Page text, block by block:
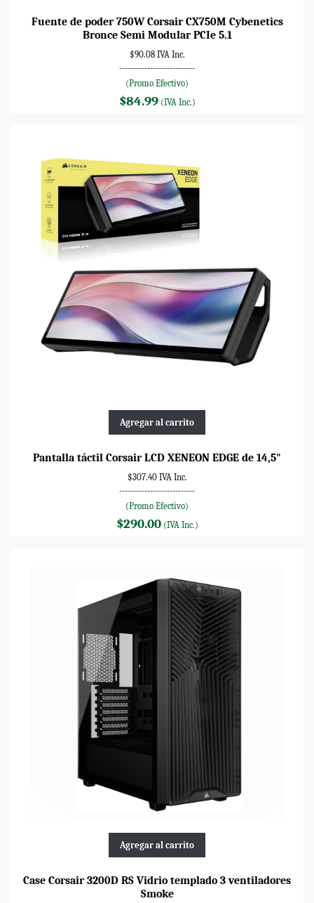
Fuente de poder 750W Corsair CX750M Cybenetics
Bronce Semi Modular PCIe 5.1
$90.08 IVA Inc.
---------------------------
(Promo Efectivo)
$84.99(IVA Inc.)
Agregar al carrito
Pantalla táctil Corsair LCD XENEON EDGE de 14,5"
$307.40 IVA Inc.
---------------------------
(Promo Efectivo)
$290.00(IVA Inc.)
Agregar al carrito
Case Corsair 3200D RS Vidrio templado 3 ventiladores
Smoke